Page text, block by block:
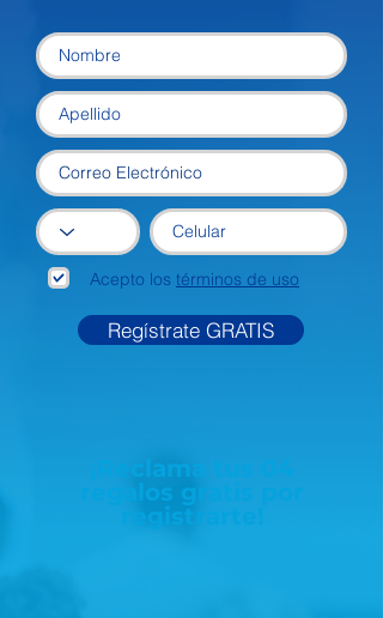
Acepto los términos de uso
Regístrate GRATIS
¡Reclama tus
regalos gratis por